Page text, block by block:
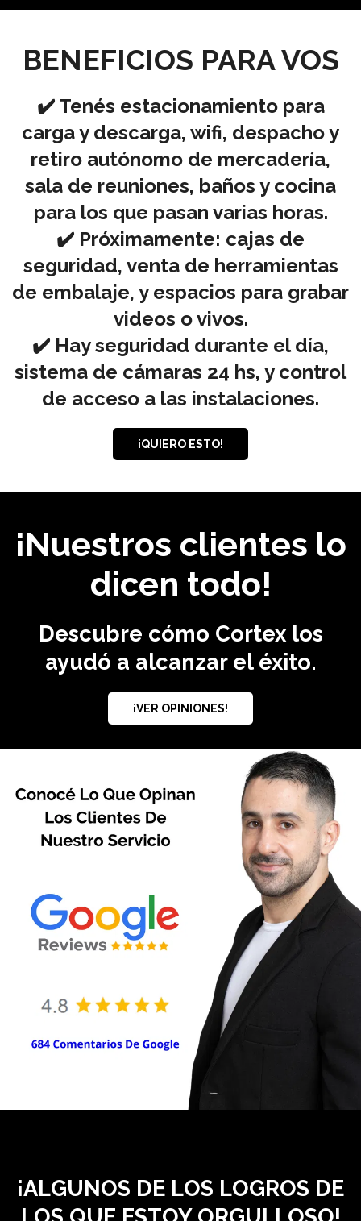
BENEFICIOS PARA VOS
✔️ Tenés estacionamiento para
carga y descarga, wifi, despacho y
retiro autónomo de mercadería,
sala de reuniones, baños y cocina
para los que pasan varias horas.
✔️ Próximamente: cajas de
seguridad, venta de herramientas
de embalaje, y espacios para grabar
videos o vivos.
✔️ Hay seguridad durante el día,
sistema de cámaras 24 hs, y control
de acceso a las instalaciones.
¡QUIERO ESTO!
¡Nuestros clientes lo
dicen todo!
Descubre cómo Cortex los
ayudó a alcanzar el éxito.
¡VER OPINIONES!
¡ALGUNOS DE LOS LOGROS DE